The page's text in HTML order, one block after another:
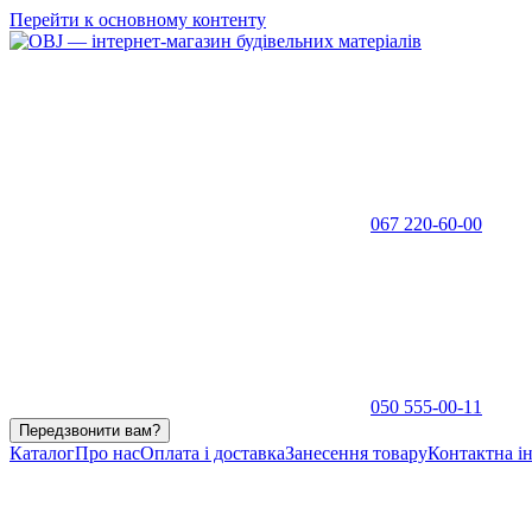
Перейти к основному контенту
067 220-60-00
050 555-00-11
Передзвонити вам?
КаталогПро насОплата і доставкаЗанесення товаруКонтактна